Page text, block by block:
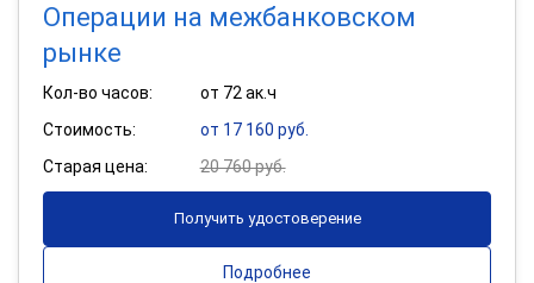
Операции на межбанковском
рынке
Кол-во часов:
от 72 ак.ч
Стоимость:
от 17 160 руб.
Старая цена:
20 760 руб.
Получить удостоверение
Подробнее